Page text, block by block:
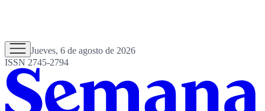
Jueves, 6 de agosto de 2026
ISSN 2745-2794